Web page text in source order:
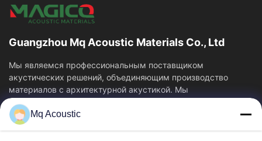
Guangzhou Mq Acoustic Materials Co., Ltd
Мы являемся профессиональным поставщиком
акустических решений, объединяющим производство
материалов с архитектурной акустикой. Мы
специализируемся...
Быстрые Связи
Mq Acoustic